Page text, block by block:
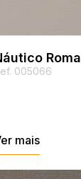
005066
mais